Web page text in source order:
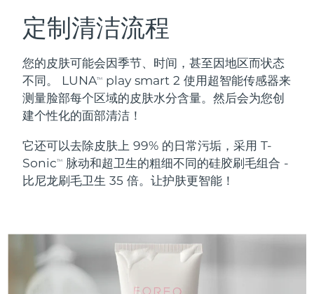
定制清洁流程
您的皮肤可能会因季节、时间，甚至因地区而状态
不同。 LUNATM
play smart 2 使用超智能传感器来
测量脸部每个区域的皮肤水分含量。然后会为您创
建个性化的面部清洁！
它还可以去除皮肤上 99% 的日常污垢，采用 T-
SonicTM
脉动和超卫生的粗细不同的硅胶刷毛组合 -
比尼龙刷毛卫生 35 倍。让护肤更智能！
面部清洁
LUNA™ 4 套装
Anti-aging massage
LUNA™ 4 Plus
LUNA™ 4 Men
For men, anti-aging massage
紧致提拉
BEAR™ 2 套装
Microcurrent toning
BEAR™ 2 go
BEAR™ 2 eyes & lips
Microcurrent line smoothing device
补水保湿
UFO™ 3 套装
UFO™ 3 LED
Near-infrared and red light therapy
口腔护理
issa™ 4
issa™ 4 plus
Smart hybrid silicone sonic toothbrush
抗老 LED治疗
NEW
奥地利
比利时 预计送达日期8/12/26
百慕大
波斯尼亚和黑塞哥维那 预计送达日期 8/15/26
文莱 预计送达日期
加拿大 预计送达日期
智利